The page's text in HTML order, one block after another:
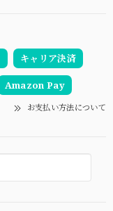
キャリア決済
Amazon Pay
お支払い方法について